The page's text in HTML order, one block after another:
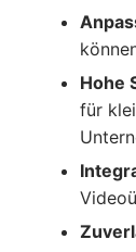
Hohe
für